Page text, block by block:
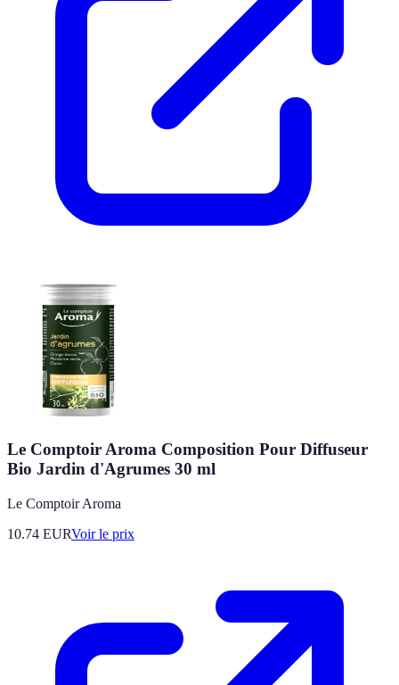
Le Comptoir Aroma Composition Pour Diffuseur
Bio Jardin d'Agrumes 30 ml
Le Comptoir Aroma
10.74 EURVoir le prix